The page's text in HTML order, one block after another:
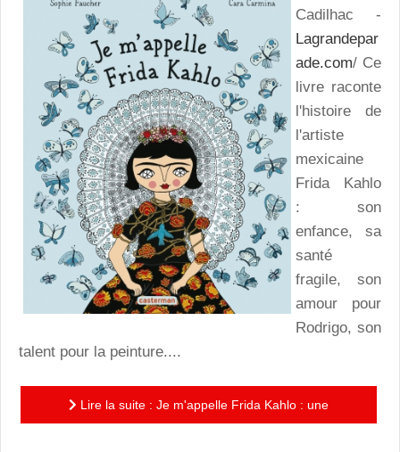
Cadilhac -
Lagrandepar
ade.com/ Ce
livre raconte
l'histoire de
l'artiste
mexicaine
Frida Kahlo
: son
enfance, sa
santé
fragile, son
amour pour
Rodrigo, son
talent pour la peinture....
Lire la suite : Je m'appelle Frida Kahlo : une